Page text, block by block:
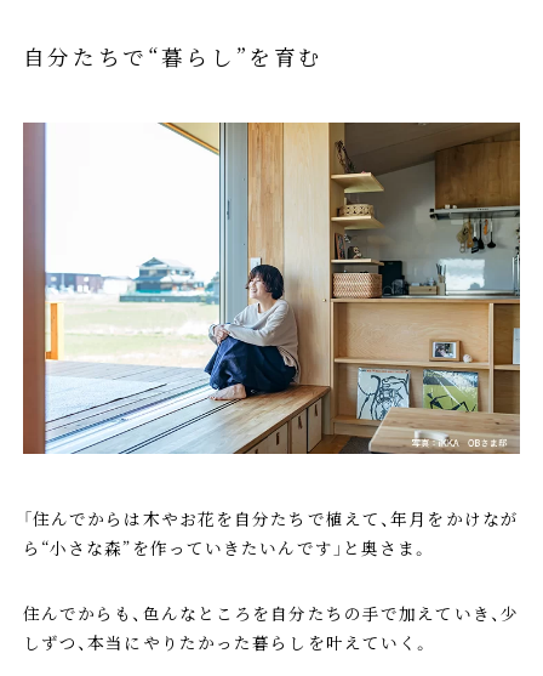
自分たちで“暮らし”を育む
「住んでからは木やお花を自分たちで植えて、年月をかけなが
ら“小さな森”を作っていきたいんです」と奥さま。
住んでからも、色んなところを自分たちの手で加えていき、少
しずつ、本当にやりたかった暮らしを叶えていく。